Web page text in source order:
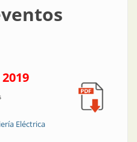
Eléctrica